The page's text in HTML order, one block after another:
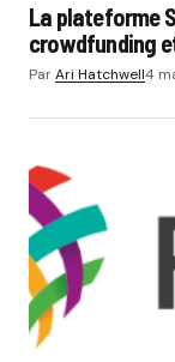
La plateforme
crowdfunding
ParAri Hatchwell4